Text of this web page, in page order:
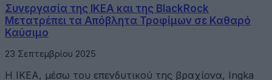
Συνεργασία της IKEA και της BlackRock
Μετατρέπει τα Απόβλητα Τροφίμων σε Καθαρό
Καύσιμο
23 Σεπτεμβρίου 2025
H IKEA, μέσω του επενδυτικού της βραχίονα, Ingka